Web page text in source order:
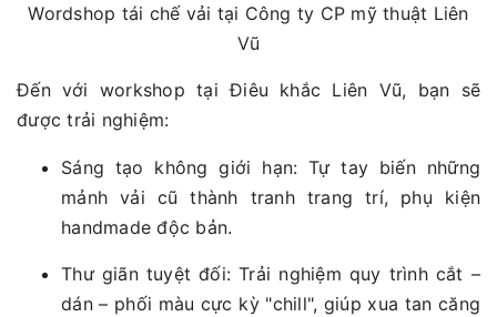
Wordshop tái chế vải tại Công ty CP mỹ thuật Liên
Vũ
Đến với workshop tại Điêu khắc Liên Vũ, bạn sẽ
được trải nghiệm:
Sáng tạo không giới hạn: Tự tay biến những
mảnh vải cũ thành tranh trang trí, phụ kiện
handmade độc bản.
Thư giãn tuyệt đối: Trải nghiệm quy trình cắt –
dán – phối màu cực kỳ "chill", giúp xua tan căng